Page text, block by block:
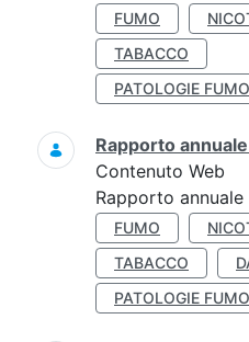
FUMO
TABACCO
PATOLOGIE
Rapporto
Contenuto Web
Rapporto
FUMO
TABACCO
PATOLOGIE